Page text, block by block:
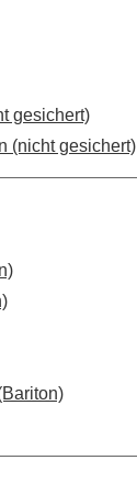
gesichert)
(nicht gesichert)